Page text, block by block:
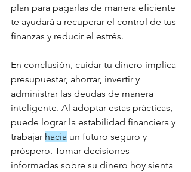
plan para pagarlas de manera eficiente
te ayudará a recuperar el control de tus
finanzas y reducir el estrés.
En conclusión, cuidar tu dinero implica
presupuestar, ahorrar, invertir y
administrar las deudas de manera
inteligente. Al adoptar estas prácticas,
puede lograr la estabilidad financiera y
trabajar hacia un futuro seguro y
próspero. Tomar decisiones
informadas sobre su dinero hoy sienta